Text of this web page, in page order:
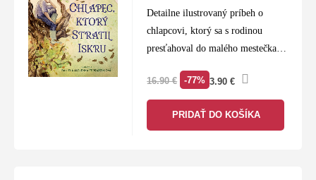
Detailne ilustrovaný príbeh o
chlapcovi, ktorý sa s rodinou
presťahoval do malého mestečka.
navyše kamkoľvek príde, zapríčiní
chaos. Keď zistí, že v útrobách
prastarých hôr…
16.90€ -77% 3.90 €
PRIDAŤ DO KOŠÍKA